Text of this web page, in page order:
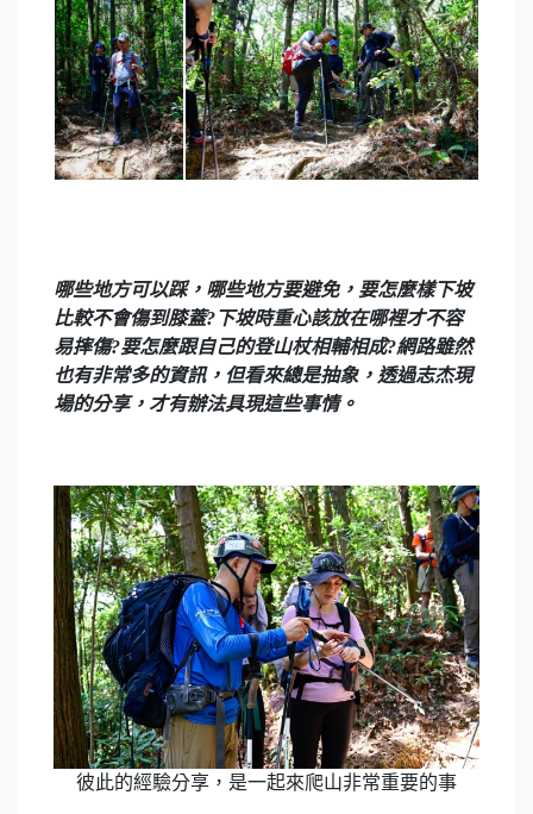
哪些地方可以踩，哪些地方要避免，要怎麼樣下坡
比較不會傷到膝蓋?下坡時重心該放在哪裡才不容
易摔傷?要怎麼跟自己的登山杖相輔相成?網路雖然
也有非常多的資訊，但看來總是抽象，透過志杰現
場的分享，才有辦法具現這些事情。
彼此的經驗分享，是一起來爬山非常重要的事